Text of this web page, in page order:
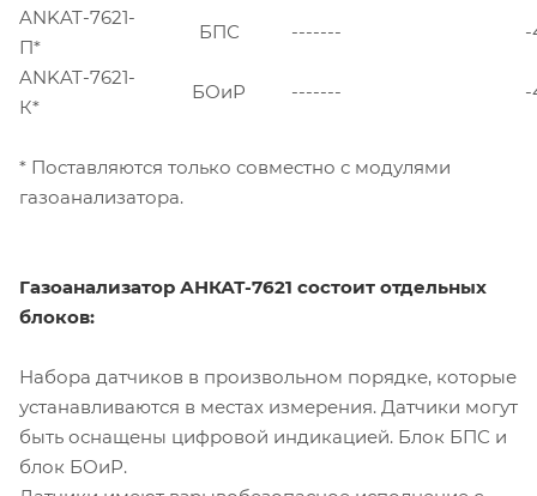
ANKAT-7621-
П*
БПС -------
-
ANKAT-7621-
К*
БОиР ------- -
* Поставляются только совместно с модулями
газоанализатора.
Газоанализатор АНКАТ-7621 состоит отдельных
блоков:
Набора датчиков в произвольном порядке, которые
устанавливаются в местах измерения. Датчики могут
быть оснащены цифровой индикацией. Блок БПС и
блок БОиР.